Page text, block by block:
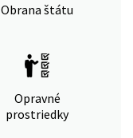
Obrana štátu
Opravné
prostriedky